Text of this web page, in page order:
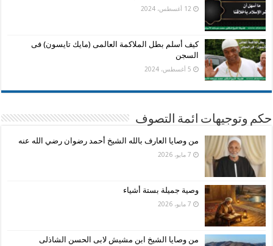
12 أغسطس، 2024
كيف أسلم بطل الملاكمة العالمى (مايك تايسون) فى
السجن
5 أغسطس، 2024
حكم وتوجيهات ائمة التصوف
من وصايا العارف بالله الشيخ أحمد رضوان رضي الله عنه
7 مايو، 2026
وصية جميلة بستة أشياء
7 مايو، 2026
من وصايا الشيخ ابن مشيش لابى الحسن الشاذلى